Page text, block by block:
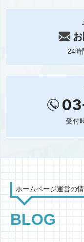
24時
受付
ホームページ運営の
BLOG